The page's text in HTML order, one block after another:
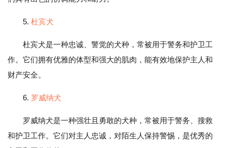
5. 杜宾犬
杜宾犬是一种忠诚、警觉的犬种，常被用于警务和护卫工
作。它们拥有优雅的体型和强大的肌肉，能有效地保护主人和
财产安全。
6. 罗威纳犬
罗威纳犬是一种强壮且勇敢的犬种，常被用于警务、搜救
和护卫工作。它们对主人忠诚，对陌生人保持警惕，是优秀的